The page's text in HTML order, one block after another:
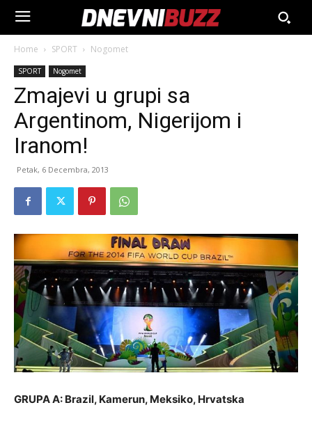
Home SPORT Nogomet
SPORT Nogomet
Zmajevi u grupi sa
Argentinom, Nigerijom i
Iranom!
Petak, 6 Decembra, 2013
GRUPA A: Brazil, Kamerun, Meksiko, Hrvatska